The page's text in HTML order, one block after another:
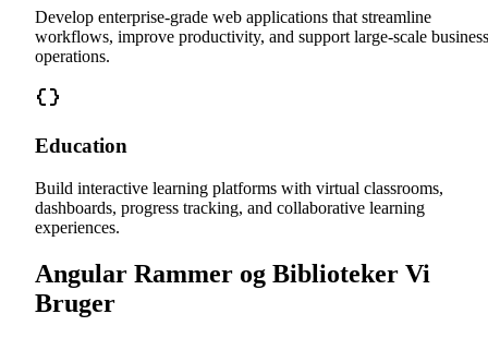
Develop enterprise-grade web applications that streamline
workflows, improve productivity, and support large-scale business
operations.
Education
Build interactive learning platforms with virtual classrooms,
dashboards, progress tracking, and collaborative learning
experiences.
Angular Rammer og Biblioteker Vi
Bruger